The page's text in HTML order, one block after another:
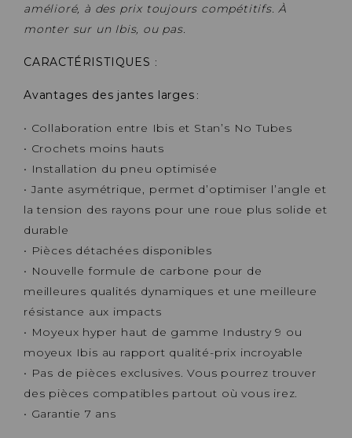
amélioré, à des prix toujours compétitifs. À
monter sur un Ibis, ou pas.
CARACTÉRISTIQUES :
Avantages des jantes larges :
• Collaboration entre Ibis et Stan’s No Tubes
• Crochets moins hauts
• Installation du pneu optimisée
• Jante asymétrique, permet d’optimiser l’angle et
la tension des rayons pour une roue plus solide et
durable
• Pièces détachées disponibles
• Nouvelle formule de carbone pour de
meilleures qualités dynamiques et une meilleure
résistance aux impacts
• Moyeux hyper haut de gamme Industry 9 ou
moyeux Ibis au rapport qualité-prix incroyable
• Pas de pièces exclusives. Vous pourrez trouver
des pièces compatibles partout où vous irez.
• Garantie 7 ans